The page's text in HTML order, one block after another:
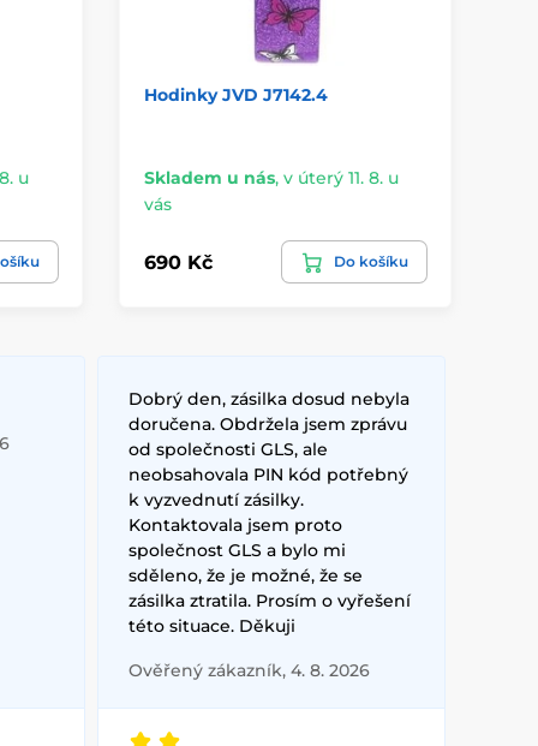
u
Hodinky JVD J7142.4
Skladem u nás, v úterý 11. 8. u
vás
690 Kč Do košíku
Dobrý den, zásilka dosud nebyla
doručena. Obdržela jsem zprávu
od společnosti GLS, ale
neobsahovala PIN kód potřebný
k vyzvednutí zásilky.
Kontaktovala jsem proto
společnost GLS a bylo mi
sděleno, že je možné, že se
zásilka ztratila. Prosím o vyřešení
této situace. Děkuji
Ověřený zákazník, 4. 8. 2026